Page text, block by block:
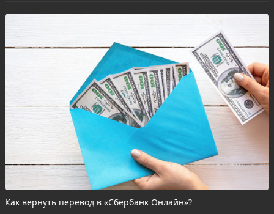
Как вернуть перевод в «Сбербанк Онлайн»?